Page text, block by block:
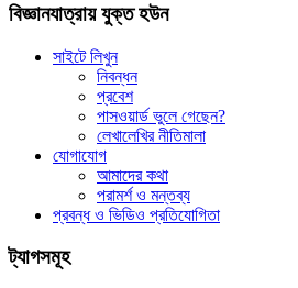
বিজ্ঞানযাত্রায় যুক্ত হউন
সাইটে লিখুন
নিবন্ধন
প্রবেশ
পাসওয়ার্ড ভুলে গেছেন?
লেখালেখির নীতিমালা
যোগাযোগ
আমাদের কথা
পরামর্শ ও মন্তব্য
প্রবন্ধ ও ভিডিও প্রতিযোগিতা
ট্যাগসমূহ